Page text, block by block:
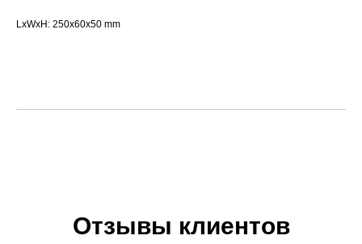
LxWxH: 250x60x50 mm
Отзывы клиентов